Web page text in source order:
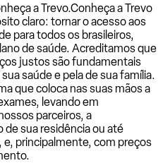
a Trevo.Conheça a Trevo
claro: tornar o acesso aos
para todos os brasileiros,
de saúde. Acreditamos que
justos são fundamentais
saúde e pela de sua família.
que coloca nas suas mãos a
levando em
parceiros, a
sua residência ou até
principalmente, com preços